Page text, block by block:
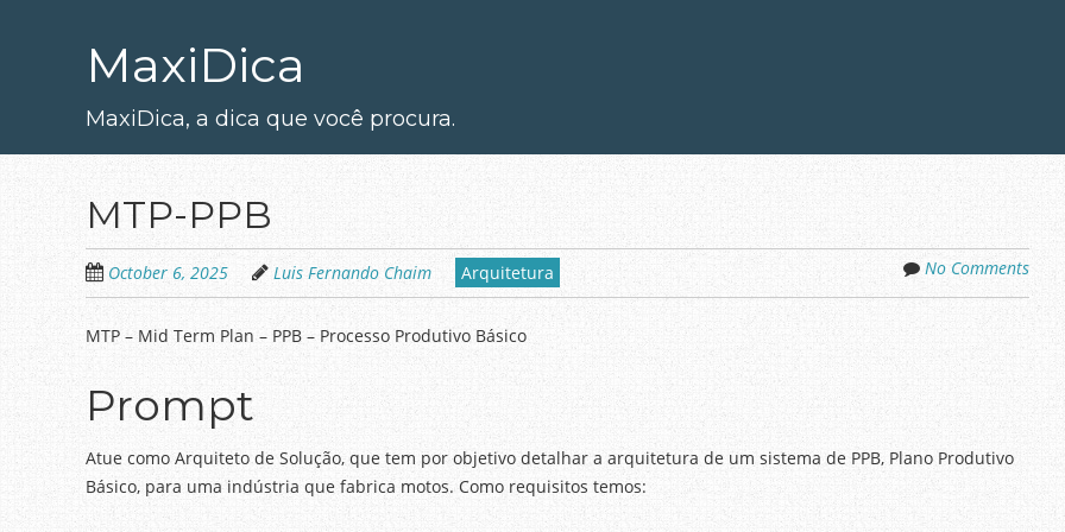
MaxiDica
MaxiDica, a dica que você procura.
MTP-PPB
October 6, 2025 Luis Fernando Chaim Arquitetura No Comments
MTP – Mid Term Plan – PPB – Processo Produtivo Básico
Prompt
Atue como Arquiteto de Solução, que tem por objetivo detalhar a arquitetura de um sistema de PPB, Plano Produtivo
Básico, para uma indústria que fabrica motos. Como requisitos temos: